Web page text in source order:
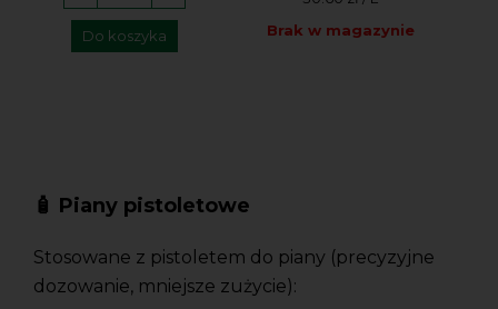
Do koszyka
Brak w magazynie
🧴 Piany pistoletowe
Stosowane z pistoletem do piany (precyzyjne
dozowanie, mniejsze zużycie):